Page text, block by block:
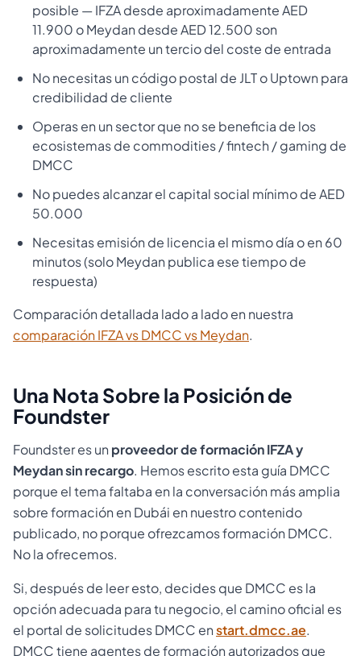
posible — IFZA desde aproximadamente AED
11.900 o Meydan desde AED 12.500 son
aproximadamente un tercio del coste de entrada
No necesitas un código postal de JLT o Uptown para
credibilidad de cliente
Operas en un sector que no se beneficia de los
ecosistemas de commodities / fintech / gaming de
DMCC
No puedes alcanzar el capital social mínimo de AED
50.000
Necesitas emisión de licencia el mismo día o en 60
minutos (solo Meydan publica ese tiempo de
respuesta)
Comparación detallada lado a lado en nuestra
comparación IFZA vs DMCC vs Meydan.
Una Nota Sobre la Posición de
Foundster
Foundster es un proveedor de formación IFZA y
Meydan sin recargo. Hemos escrito esta guía DMCC
porque el tema faltaba en la conversación más amplia
sobre formación en Dubái en nuestro contenido
publicado, no porque ofrezcamos formación DMCC.
No la ofrecemos.
Si, después de leer esto, decides que DMCC es la
opción adecuada para tu negocio, el camino oficial es
el portal de solicitudes DMCC enstart.dmcc.ae.
DMCC tiene agentes de formación autorizados que